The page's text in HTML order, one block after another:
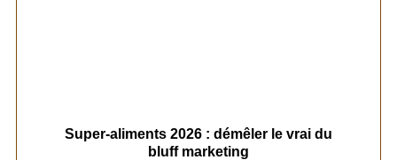
Super-aliments 2026 : démêler le vrai du
bluff marketing